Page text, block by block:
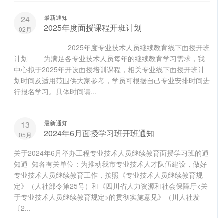
24
02月
最新通知
2025年度面授课程开班计划
2025年度专业技术人员继续教育线下面授开班
计划 为满足各专业技术人员每年的继续教育学习需求，我
中心拟于2025年开设面授培训课程，相关专业线下面授开班计
划时间及适用范围供大家参考，学员可根据自己专业安排时间进
行报名学习。具体时间请...
13
05月
最新通知
2024年6月面授学习班开班通知
关于2024年6月举办工程专业技术人员继续教育面授学习班的通
知通 知各有关单位：为推动我市专业技术人才队伍建设，做好
专业技术人员继续教育工作，按照《专业技术人员继续教育规
定》（人社部令第25号）和《四川省人力资源和社会保障厅<关
于专业技术人员继续教育规定>的贯彻实施意见》（川人社发
〔2...